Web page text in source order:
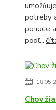
potreby
pohode
podľ...
Chov